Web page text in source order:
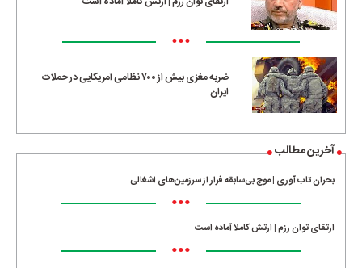
•••
ضربه مغزی بیش از ۷۰۰ نظامی آمریکایی در حملات
ایران
آخرین مطالب
بحران تاب آوری | موج بی‌سابقه فرار از سرزمین‌های اشغالی
•••
ارتقای توان رزم | ارتش کاملا آماده است
•••